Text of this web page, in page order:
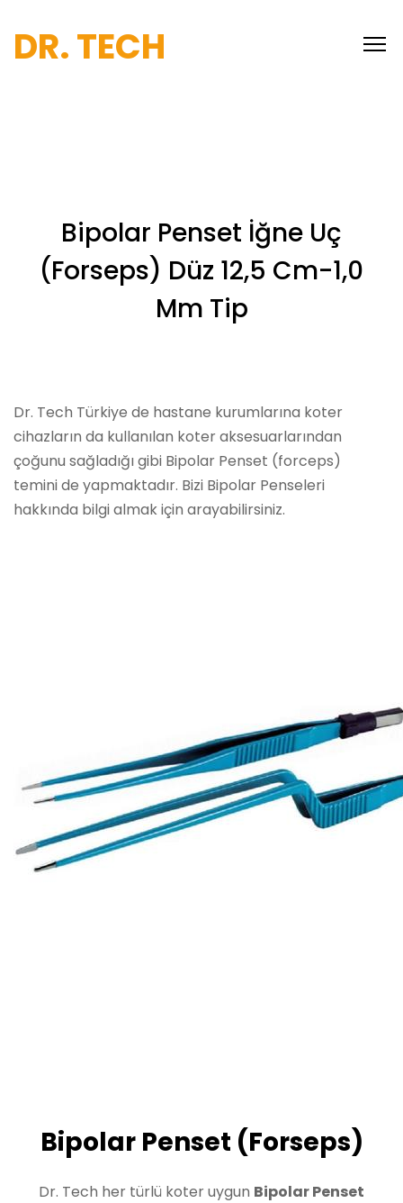
DR. TECH
Bipolar Penset İğne Uç
(Forseps) Düz 12,5 Cm-1,0
Mm Tip
Dr. Tech Türkiye de hastane kurumlarına koter
cihazların da kullanılan koter aksesuarlarından
çoğunu sağladığı gibi Bipolar Penset (forceps)
temini de yapmaktadır. Bizi Bipolar Penseleri
hakkında bilgi almak için arayabilirsiniz.
Bipolar Penset (Forseps)
Dr. Tech her türlü koter uygun Bipolar Penset